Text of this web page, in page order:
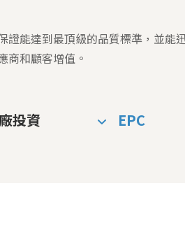
證能達到最頂級的品質標準，並
商和顧客增值。
投資 EPC